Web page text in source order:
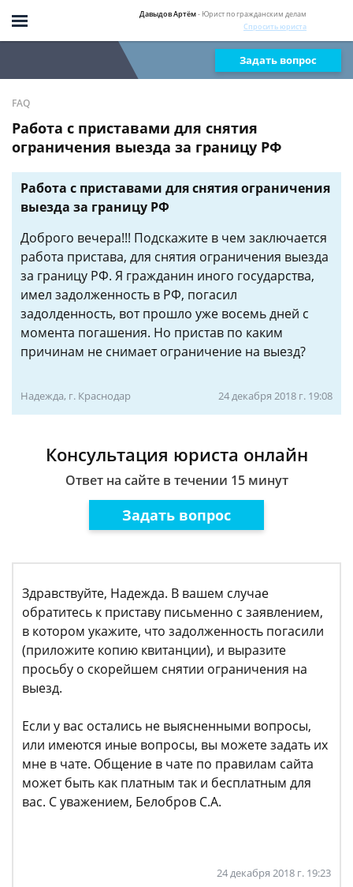
Давыдов Артём- Юрист по гражданским делам
Спросить юриста
Задать вопрос
FAQ
Работа с приставами для снятия
ограничения выезда за границу РФ
Работа с приставами для снятия ограничения
выезда за границу РФ
Доброго вечера!!! Подскажите в чем заключается
работа пристава, для снятия ограничения выезда
за границу РФ. Я гражданин иного государства,
имел задолженность в РФ, погасил
задолденность, вот прошло уже восемь дней с
момента погашения. Но пристав по каким
причинам не снимает ограничение на выезд?
Надежда, г. Краснодар 24 декабря 2018 г. 19:08
Консультация юриста онлайн
Ответ на сайте в течении 15 минут
Задать вопрос
Здравствуйте, Надежда. В вашем случае
обратитесь к приставу письменно с заявлением,
в котором укажите, что задолженность погасили
(приложите копию квитанции), и выразите
просьбу о скорейшем снятии ограничения на
выезд.
Если у вас остались не выясненными вопросы,
или имеются иные вопросы, вы можете задать их
мне в чате. Общение в чате по правилам сайта
может быть как платным так и бесплатным для
вас. С уважением, Белобров С.А.
24 декабря 2018 г. 19:23